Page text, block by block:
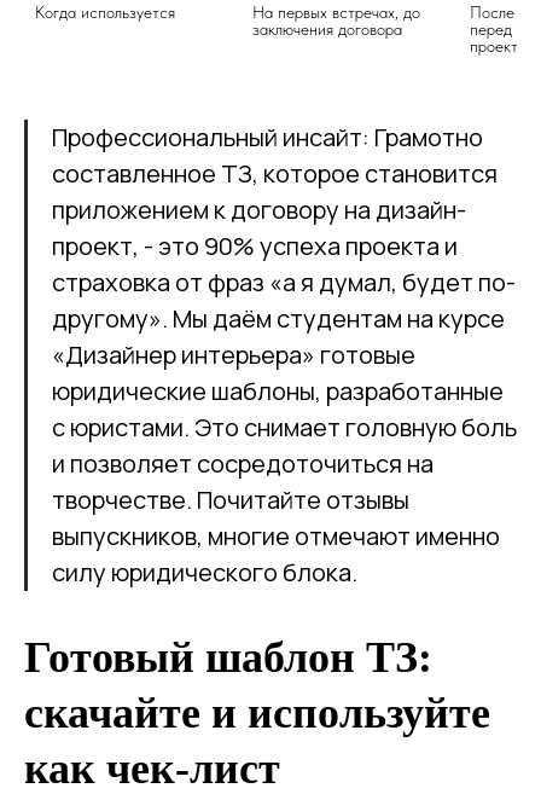
Когда используется
На первых встречах, до
заключения договора
После
перед
Профессиональный инсайт: Грамотно
составленное ТЗ, которое становится
приложением к договору на дизайн-
проект, - это 90% успеха проекта и
страховка от фраз «а я думал, будет по-
другому». Мы даём студентам на курсе
«Дизайнер интерьера» готовые
юридические шаблоны, разработанные
с юристами. Это снимает головную боль
и позволяет сосредоточиться на
творчестве. Почитайте отзывы
выпускников, многие отмечают именно
силу юридического блока.
Готовый шаблон ТЗ:
скачайте и используйте
как чек-лист